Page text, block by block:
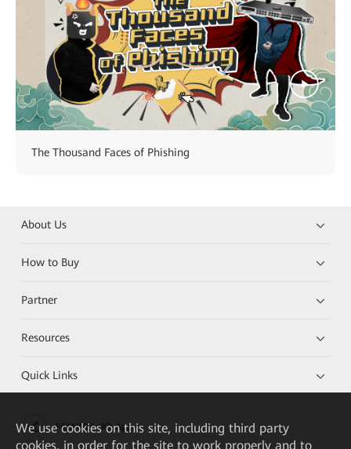
The Thousand Faces of Phishing
About Us
How to Buy
Partner
Resources
Quick Links
HUAWEI eKit App
We use cookies on this site, including third party
cookies, in order for the site to work properly and to